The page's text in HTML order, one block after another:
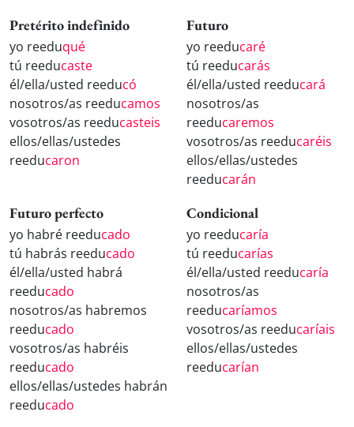
Pretérito indefinido
yo reeduqué
tú reeducaste
él/ella/usted reeducó
nosotros/as reeducamos
vosotros/as reeducasteis
ellos/ellas/ustedes
reeducaron
Futuro
yo reeducaré
tú reeducarás
él/ella/usted reeducará
nosotros/as
reeducaremos
vosotros/as reeducaréis
ellos/ellas/ustedes
reeducarán
Futuro perfecto
yo habré reeducado
tú habrás reeducado
él/ella/usted habrá
reeducado
nosotros/as habremos
reeducado
vosotros/as habréis
reeducado
ellos/ellas/ustedes habrán
reeducado
Condicional
yo reeducaría
tú reeducarías
él/ella/usted reeducaría
nosotros/as
reeducaríamos
vosotros/as reeducaríais
ellos/ellas/ustedes
reeducarían